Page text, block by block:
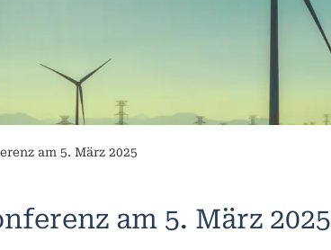
am 5. März 2025
am 5. März 2025